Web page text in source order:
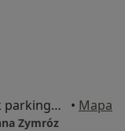
Hetmańska 75 lok 8 wejście obok parkingu podziemnego, Rzeszów • Mapa
Zymróz